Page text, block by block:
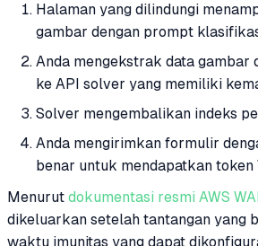
Halaman yang dilindungi
gambar dengan prompt
Anda mengekstrak data gambar
ke API solver yang memiliki
Solver mengembalikan indeks
Anda mengirimkan formulir
benar untuk mendapatkan token
Menurut dokumentasi resmi AWS
dikeluarkan setelah tantangan yang
waktu imunitas yang dapat